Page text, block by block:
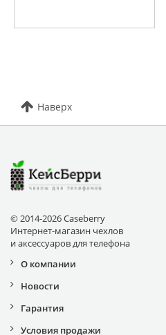
Наверх
© 2014-2026 Caseberry
Интернет-магазин чехлов
и аксессуаров для телефона
О компании
Новости
Гарантия
Условия продажи